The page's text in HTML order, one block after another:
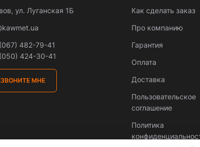
ул. Луганская 1Б
482-79-41
424-30-41
МНЕ
Как сделать заказ
Про компанию
Гарантия
Оплата
Доставка
Пользовательское
соглашение
Политика